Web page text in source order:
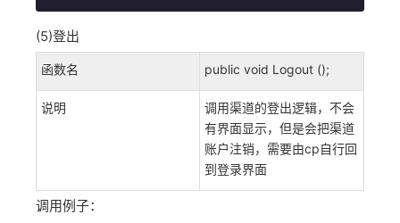
(5)登出
函数名 public void Logout ();
说明
调用渠道的登出逻辑，不会
有界面显示，但是会把渠道
账户注销，需要由cp自行回
到登录界面
调用例子：